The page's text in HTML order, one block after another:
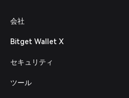
Español (Latinoamérica)
Italiano
Deutsch
繁體中文
会社
Bitget Wallet X
セキュリティ
ツール